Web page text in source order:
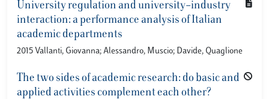
University regulation and university–industry
interaction: a performance analysis of Italian
academic departments
2015 Vallanti, Giovanna; Alessandro, Muscio; Davide, Quaglione
The two sides of academic research: do basic and
applied activities complement each other?